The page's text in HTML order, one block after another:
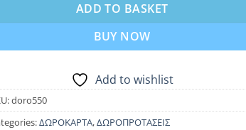
ADD TO BASKET
BUY NOW
Add to wishlist
doro550
ΔΩΡΟΚΑΡΤΑ,ΔΩΡΟΠΡΟΤΑΣΕΙΣ